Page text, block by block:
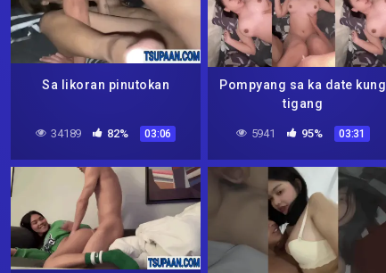
Sa likoran pinutokan
34189 82% 03:06
Pompyang sa ka date kung
tigang
5941 95% 03:31